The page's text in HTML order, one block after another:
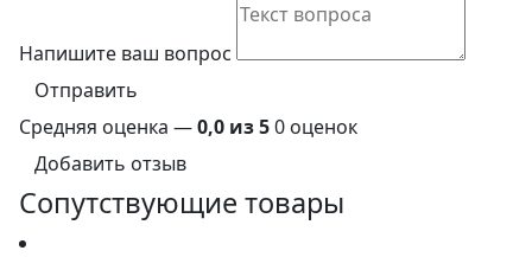
Напишите ваш вопрос
Отправить
Средняя оценка —0,0 из 50 оценок
Добавить отзыв
Сопутствующие товары